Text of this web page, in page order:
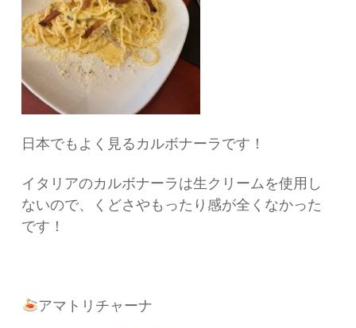
日本でもよく見るカルボナーラです！
イタリアのカルボナーラは生クリームを使用し
ないので、くどさやもったり感が全くなかった
です！
アマトリチャーナ